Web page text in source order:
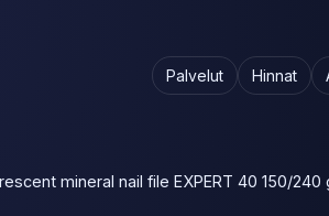
Palvelut Hinnat
mineral nail file EXPERT 40 150/240